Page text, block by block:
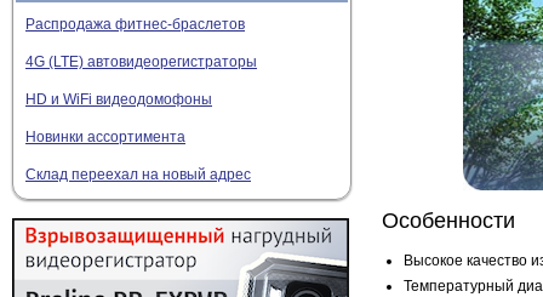
Распродажа фитнес-браслетов
4G (LTE) автовидеорегистраторы
HD и WiFi видеодомофоны
Новинки ассортимента
Склад переехал на новый адрес
Особенности
Высокое качество
Температурный